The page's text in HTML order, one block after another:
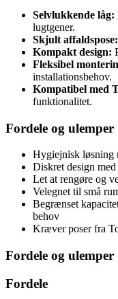
Selvlukkende låg:
lugtgener.
Skjult affaldspose:
Kompakt design:
Fleksibel
installationsbehov.
Kompatibel med
funktionalitet.
Fordele og ulemper
Hygiejnisk løsning
Diskret design
Let at rengøre og
Velegnet til små
Begrænset
behov
Kræver poser fra
Fordele og ulemper
Fordele